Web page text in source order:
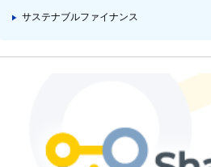
サステナブルファイナンス